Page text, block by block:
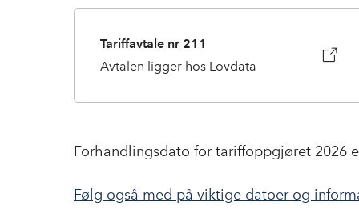
Tariffavtale nr 211
Avtalen ligger hos Lovdata
Forhandlingsdato for tariffoppgjøret 2026
Følg også med på viktige datoer og